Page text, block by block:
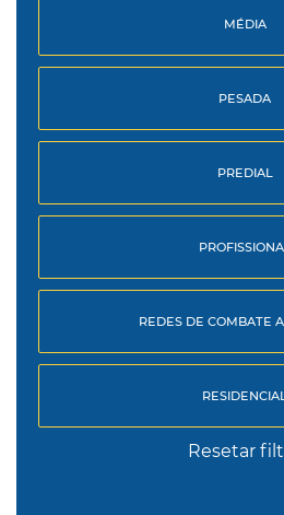
MÉDIA
PESADA
PREDIAL
REDES DE COMBATE
Resetar